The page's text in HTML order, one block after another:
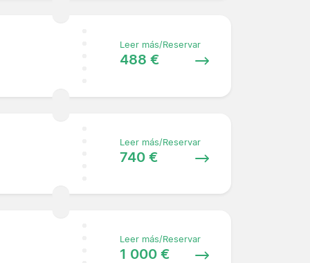
Leer más/Reservar
488 €
Leer más/Reservar
740 €
Leer más/Reservar
1 000 €